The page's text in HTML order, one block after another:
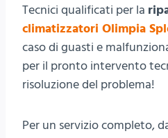
Tecnici qualificati per la
climatizzatori Olimpia
caso di guasti e
per il pronto intervento
risoluzione del problema!
Per un servizio completo,